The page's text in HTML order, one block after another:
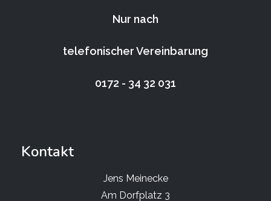
Nur nach
telefonischer Vereinbarung
Kontakt
Jens Meinecke
Am Dorfplatz 3